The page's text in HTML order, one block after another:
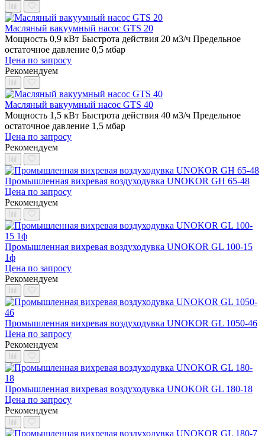
Масляный вакуумный насос GTS 20
Мощность 0,9 кВт Быстрота действия 20 м3/ч Предельное
остаточное давление 0,5 мбар
Цена по запросу
Рекомендуем
Масляный вакуумный насос GTS 40
Мощность 1,5 кВт Быстрота действия 40 м3/ч Предельное
остаточное давление 1,5 мбар
Цена по запросу
Рекомендуем
Промышленная вихревая воздуходувка UNOKOR GH 65-48
Цена по запросу
Рекомендуем
Промышленная вихревая воздуходувка UNOKOR GL 100-15
1ф
Цена по запросу
Рекомендуем
Промышленная вихревая воздуходувка UNOKOR GL 1050-46
Цена по запросу
Рекомендуем
Промышленная вихревая воздуходувка UNOKOR GL 180-18
Цена по запросу
Рекомендуем